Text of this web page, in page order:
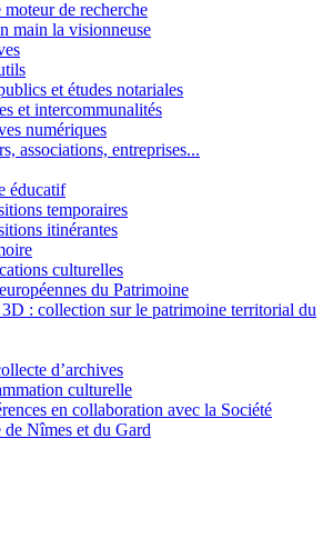
de recherche
main la visionneuse
et études notariales
et intercommunalités
numériques
associations, entreprises...
éducatif
temporaires
itinérantes
culturelles
du Patrimoine
: collection sur le patrimoine territorial du
d’archives
culturelle
en collaboration avec la Société
Nîmes et du Gard